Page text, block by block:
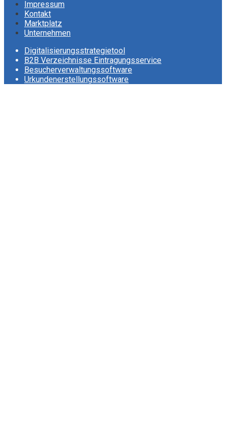
Impressum
Kontakt
Marktplatz
Unternehmen
Digitalisierungsstrategietool
B2B Verzeichnisse Eintragungsservice
Besucherverwaltungssoftware
Urkundenerstellungssoftware